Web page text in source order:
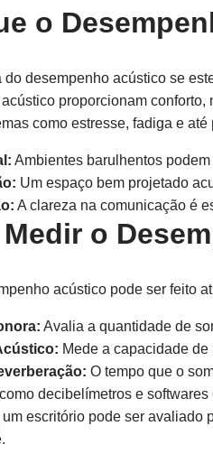
o
do desempenho acústico se
proporcionam
como estresse, fadiga e
Ambientes barulhentos
Um espaço bem projetado
A clareza na comunicação é
o
acústico pode ser feito
Avalia a quantidade de
Mede a capacidade
O tempo que o
decibelímetros e
um escritório pode ser avaliado